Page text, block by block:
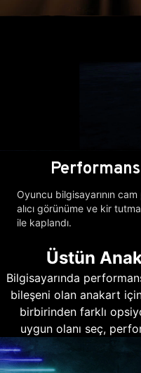
Oyuncu bilgisayarının
alıcı görünüme ve kir
ile kaplandı.
Üstün
Bilgisayarında
bileşeni olan anakart
birbirinden farklı
uygun olanı seç,